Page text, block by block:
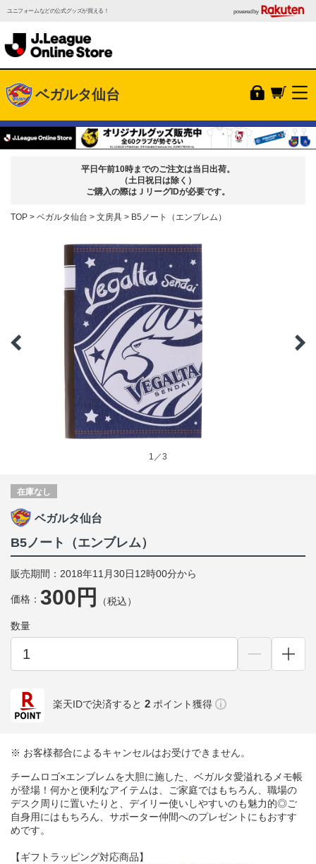
ユニフォームなどの公式グッズが買える！ powered by
ベガルタ仙台
平日午前10時までのご注文は当日出荷。
（土日祝日は除く）
ご購入の際はＪリーグIDが必要です。
TOP ベガルタ仙台 文房具 B5ノート（エンブレム）
1／3
在庫なし
ベガルタ仙台
B5ノート（エンブレム）
販売期間：2018年11月30日12時00分から
価格： 300円 （税込）
数量
楽天IDで決済すると 2 ポイント獲得
※ お客様都合によるキャンセルはお受けできません。
チームロゴ×エンブレムを大胆に施した、ベガルタ愛溢れるメモ帳
が登場！何かと便利なアイテムは、ご家庭ではもちろん、職場の
デスク周りに置いたりと、デイリー使いしやすいのも魅力的◎ご
自身用にはもちろん、サポーター仲間へのプレゼントにもおすす
めです。
【ギフトラッピング対応商品】